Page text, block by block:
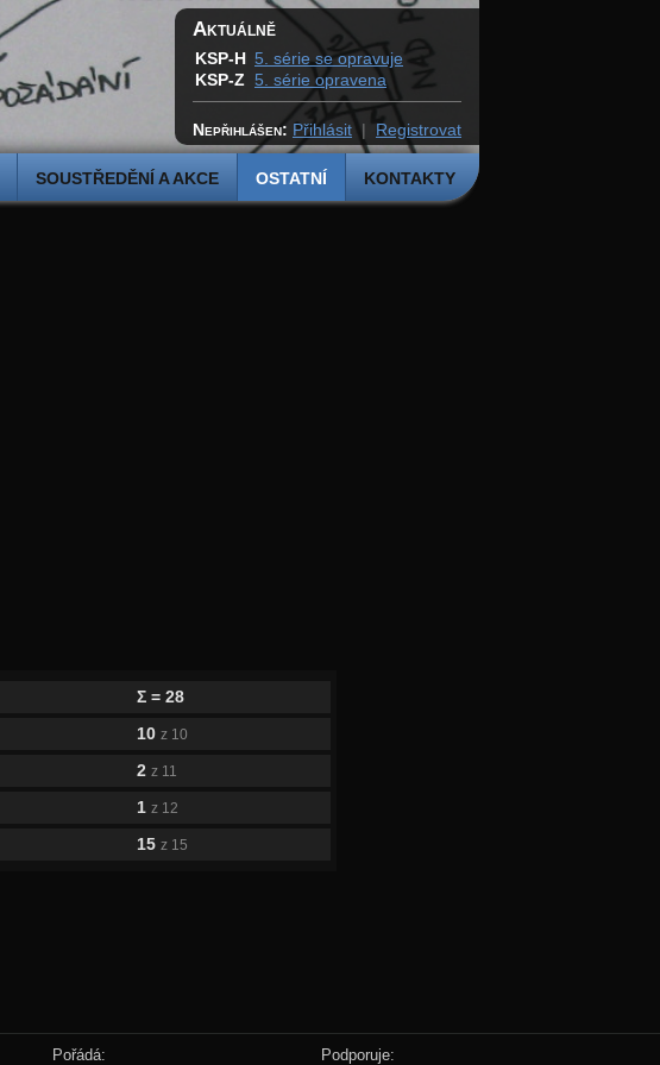
SOUSTŘEDĚNÍ A AKCE OSTATNÍ KONTAKTY
Aktuálně
KSP-H 5. série se opravuje
KSP-Z 5. série opravena
Nepřihlášen: Přihlásit | Registrovat
Σ = 28
10 z 10
2 z 11
1 z 12
15 z 15
Pořádá: Podporuje: